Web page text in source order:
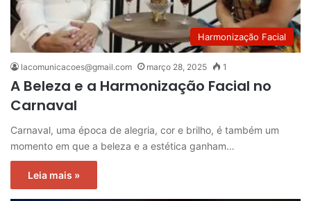
Harmonização Facial
lacomunicacoes@gmail.com março 28, 2025 1
A Beleza e a Harmonização Facial no
Carnaval
Carnaval, uma época de alegria, cor e brilho, é também um
momento em que a beleza e a estética ganham…
Leia mais »